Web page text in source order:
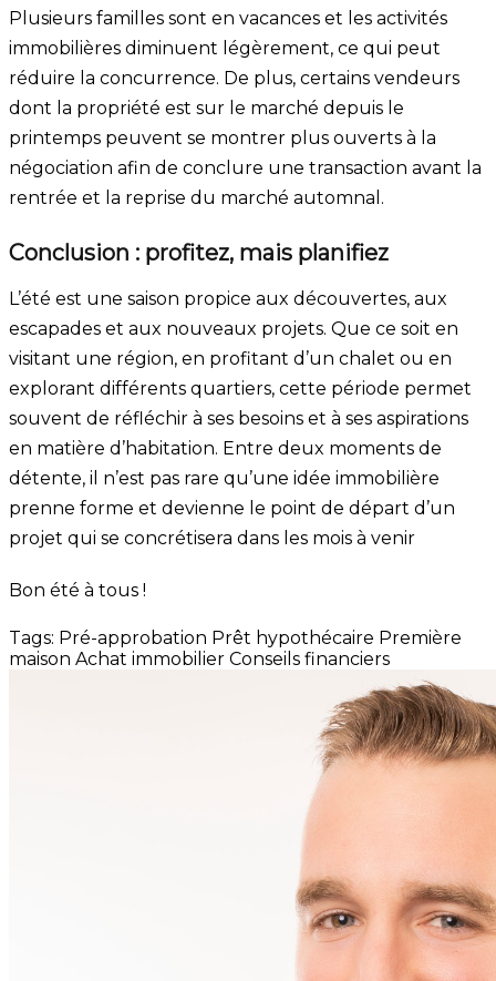
Plusieurs familles sont en vacances et les activités
immobilières diminuent légèrement, ce qui peut
réduire la concurrence. De plus, certains vendeurs
dont la propriété est sur le marché depuis le
printemps peuvent se montrer plus ouverts à la
négociation afin de conclure une transaction avant la
rentrée et la reprise du marché automnal.
Conclusion : profitez, mais planifiez
L’été est une saison propice aux découvertes, aux
escapades et aux nouveaux projets. Que ce soit en
visitant une région, en profitant d’un chalet ou en
explorant différents quartiers, cette période permet
souvent de réfléchir à ses besoins et à ses aspirations
en matière d’habitation. Entre deux moments de
détente, il n’est pas rare qu’une idée immobilière
prenne forme et devienne le point de départ d’un
projet qui se concrétisera dans les mois à venir
Bon été à tous !
Tags: Pré-approbation Prêt hypothécaire Première
maison Achat immobilier Conseils financiers